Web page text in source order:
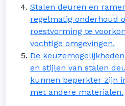
Stalen deuren en
regelmatig onderhoud
roestvorming te
vochtige omgevingen.
De
en stijlen van stalen
kunnen beperkter zijn
met andere materialen.